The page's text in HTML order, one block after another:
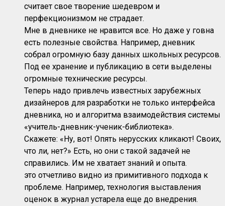
считает свое творение шедевром и
перфекционизмом не страдает.
Мне в дневнике не нравится все. Но даже у говна
есть полезные свойства. Например, дневник
собрал огромную базу данных школьных ресурсов.
Под ее хранение и публикацию в сети выделены
огромные технические ресурсы.
Теперь надо привлечь известных зарубежных
дизайнеров для разработки не только интерфейса
дневника, но и алгоритма взаимодействия системы
«учитель-дневник-ученик-библиотека».
Скажете: «Ну, вот! Опять нерусских кликают! Своих,
что ли, нет?» Есть, но они с такой задачей не
справились. Им не хватает знаний и опыта.
это отчетливо видно из примитивного подхода к
проблеме. Например, технология выставления
оценок в журнал устарела еще до внедрения.